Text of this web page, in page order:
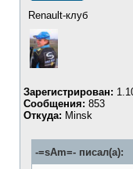
Renault-клуб
Зарегистрирован:
Сообщения: 853
Откуда: Minsk
-=sAm=- писал(а):